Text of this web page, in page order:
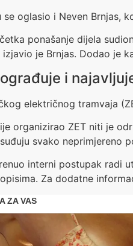
se oglasio i Neven Brnjas,
ponašanje dijela
izjavio je Brnjas. Dodao je
i
električnog tramvaja
organizirao ZET niti je
svako neprimjereno
interni postupak radi
Za dodatne